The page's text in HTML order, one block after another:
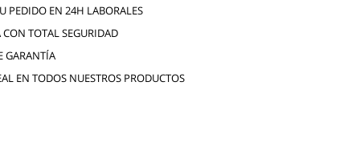
PEDIDO EN 24H LABORALES
TOTAL SEGURIDAD
GARANTÍA
EN TODOS NUESTROS PRODUCTOS